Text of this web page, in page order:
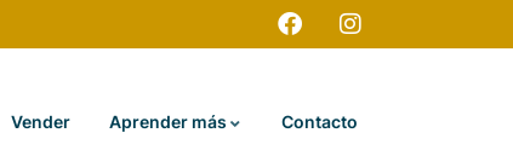
Vender Aprender más Contacto